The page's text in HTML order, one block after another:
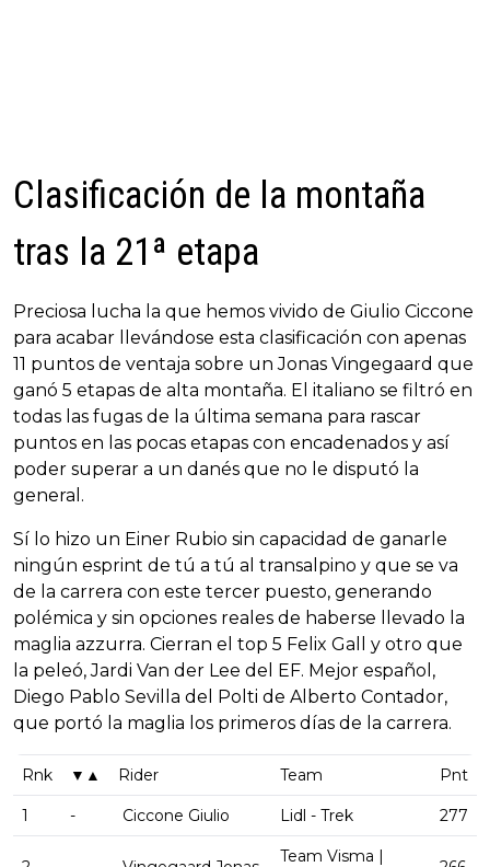
Clasificación de la montaña
tras la 21ª etapa
Preciosa lucha la que hemos vivido de Giulio Ciccone
para acabar llevándose esta clasificación con apenas
11 puntos de ventaja sobre un Jonas Vingegaard que
ganó 5 etapas de alta montaña. El italiano se filtró en
todas las fugas de la última semana para rascar
puntos en las pocas etapas con encadenados y así
poder superar a un danés que no le disputó la
general.
Sí lo hizo un Einer Rubio sin capacidad de ganarle
ningún esprint de tú a tú al transalpino y que se va
de la carrera con este tercer puesto, generando
polémica y sin opciones reales de haberse llevado la
maglia azzurra. Cierran el top 5 Felix Gall y otro que
la peleó, Jardi Van der Lee del EF. Mejor español,
Diego Pablo Sevilla del Polti de Alberto Contador,
que portó la maglia los primeros días de la carrera.
Rnk ▼▲ Rider Team Pnt
1 - Ciccone Giulio Lidl - Trek 277
Team Visma |